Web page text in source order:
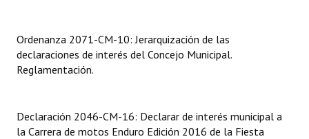
Informes de Gestión
Proyectos Presentados
Actas de Sesión
Ordenanza 2071-CM-10: Jerarquización de las
declaraciones de interés del Concejo Municipal.
Reglamentación.
Declaración 2046-CM-16: Declarar de interés municipal a
la Carrera de motos Enduro Edición 2016 de la Fiesta